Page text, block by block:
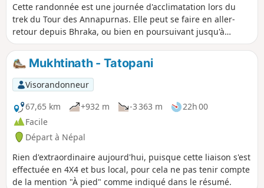
Cette randonnée est une journée d'acclimatation lors du
trek du Tour des Annapurnas. Elle peut se faire en aller-
retour depuis Bhraka, ou bien en poursuivant jusqu'à
Manang. Elle nécessite une bonne condition physique et
une acclimatation progressive étant donné que le point
culminant de la randonnée se trouve à 4650m (Ice Lake).
Mukhtinath - Tatopani
Visorandonneur
67,65 km
+932 m -3 363 m
22h 00
Facile
Départ à Népal
Rien d'extraordinaire aujourd'hui, puisque cette liaison s'est
effectuée en 4X4 et bus local, pour cela ne pas tenir compte
de la mention "À pied" comme indiqué dans le résumé.